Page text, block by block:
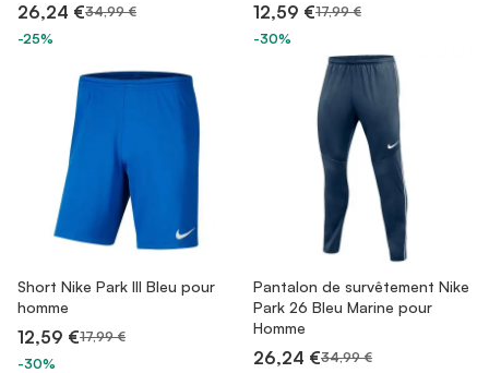
26,24 €34,99 €
-25%
12,59 €17,99 €
-30%
Short Nike Park III Bleu pour
homme
12,59 €17,99 €
-30%
Pantalon de survêtement Nike
Park 26 Bleu Marine pour
Homme
26,24 €34,99 €